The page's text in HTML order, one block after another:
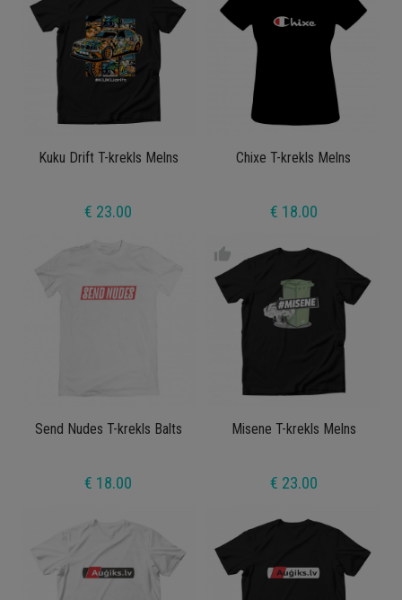
Kuku Drift T-krekls Melns
€ 23.00
Chixe T-krekls Melns
€ 18.00
Send Nudes T-krekls Balts
€ 18.00
Misene T-krekls Melns
€ 23.00
thumb_up